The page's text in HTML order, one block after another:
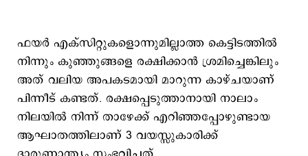
ഫയര്‍ എക്സിറ്റുകളൊന്നുമില്ലാത്ത കെട്ടിടത്തില്‍
നിന്നും കു‍ഞ്ഞുങ്ങളെ രക്ഷിക്കാന്‍ ശ്രമിച്ചെങ്കിലും
അത് വലിയ അപകടമായി മാറുന്ന കാഴ്ചയാണ്
പിന്നീട് കണ്ടത്. രക്ഷപ്പെടുത്താനായി നാലാം
നിലയിൽ നിന്ന് താഴേക്ക് എറിഞ്ഞപ്പോഴുണ്ടായ
ആഘാതത്തിലാണ് 3 വയസ്സുകാരിക്ക്